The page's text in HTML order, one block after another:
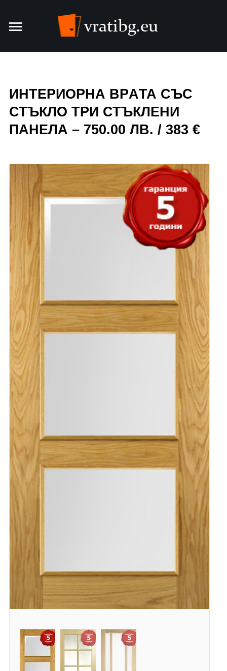
Блиндирани врати
За фирмата
ИНТЕРИОРНА ВРAТА СЪС
СТЪКЛО ТРИ СТЪКЛЕНИ
ПАНЕЛА – 750.00 ЛВ. / 383 €